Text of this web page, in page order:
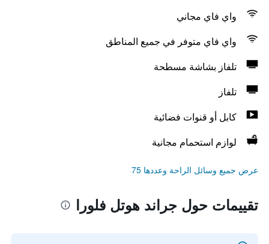
واي فاي مجاني
واي فاي متوفر في جميع المناطق
تلفاز بشاشة مسطحة
تلفاز
كابل أو قنوات فضائية
لوازم استحمام مجانية
عرض جميع وسائل الراحة وعددها 75
تقييمات حول جراند هوتل فلورا